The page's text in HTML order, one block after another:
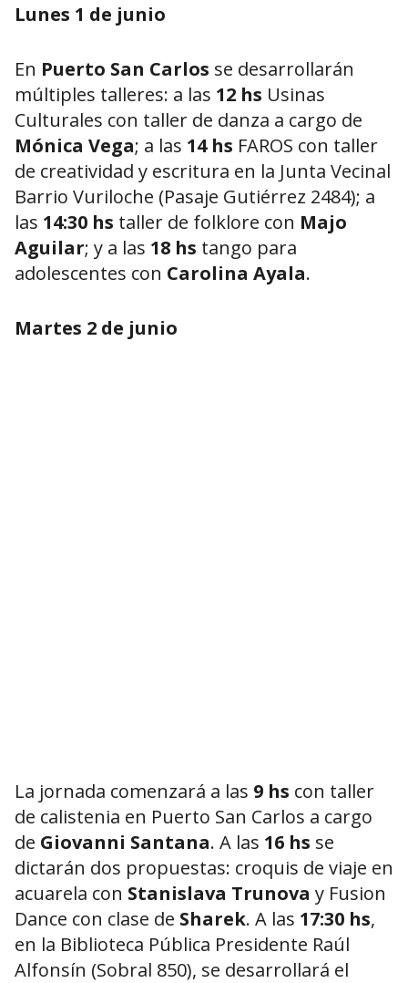
Lunes 1 de junio
En Puerto San Carlos se desarrollarán
múltiples talleres: a las 12 hs Usinas
Culturales con taller de danza a cargo de
Mónica Vega; a las 14 hs FAROS con taller
de creatividad y escritura en la Junta Vecinal
Barrio Vuriloche (Pasaje Gutiérrez 2484); a
las 14:30 hs taller de folklore con Majo
Aguilar; y a las 18 hs tango para
adolescentes con Carolina Ayala.
Martes 2 de junio
La jornada comenzará a las 9 hs con taller
de calistenia en Puerto San Carlos a cargo
de Giovanni Santana. A las 16 hs se
dictarán dos propuestas: croquis de viaje en
acuarela con Stanislava Trunova y Fusion
Dance con clase de Sharek. A las 17:30 hs,
en la Biblioteca Pública Presidente Raúl
Alfonsín (Sobral 850), se desarrollará el